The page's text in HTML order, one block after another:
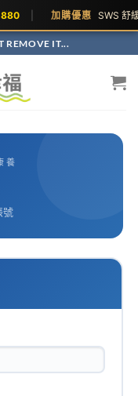
加購優惠 SWS 舒
REMOVE IT...
養
號